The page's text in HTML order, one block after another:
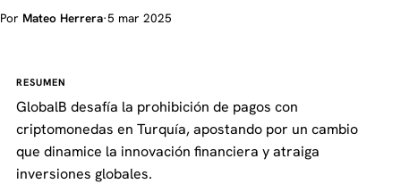
Por Mateo Herrera·5 mar 2025
RESUMEN
GlobalB desafía la prohibición de pagos con
criptomonedas en Turquía, apostando por un cambio
que dinamice la innovación financiera y atraiga
inversiones globales.